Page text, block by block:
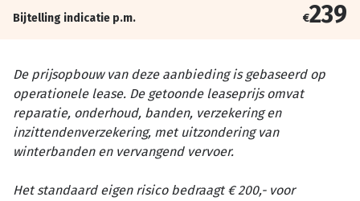
Bijtelling indicatie p.m. €239
De prijsopbouw van deze aanbieding is gebaseerd op
operationele lease. De getoonde leaseprijs omvat
reparatie, onderhoud, banden, verzekering en
inzittendenverzekering, met uitzondering van
winterbanden en vervangend vervoer.
Het standaard eigen risico bedraagt € 200,- voor